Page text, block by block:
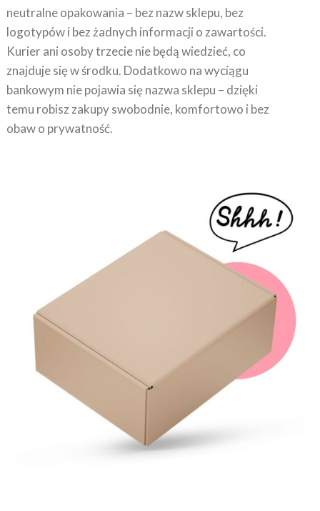
neutralne opakowania – bez nazw sklepu, bez
logotypów i bez żadnych informacji o zawartości.
Kurier ani osoby trzecie nie będą wiedzieć, co
znajduje się w środku. Dodatkowo na wyciągu
bankowym nie pojawia się nazwa sklepu – dzięki
temu robisz zakupy swobodnie, komfortowo i bez
obaw o prywatność.